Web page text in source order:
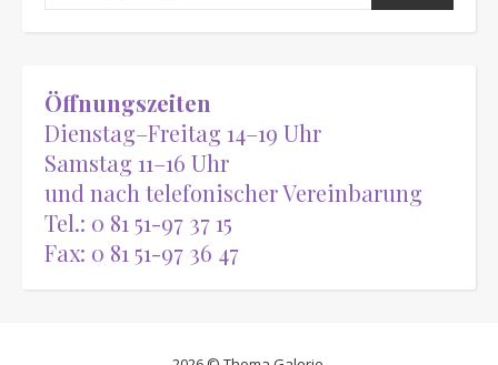
Öffnungszeiten
Dienstag–Freitag 14–19 Uhr
Samstag 11–16 Uhr
und nach telefonischer Vereinbarung
Tel.: 0 81 51-97 37 15
Fax: 0 81 51-97 36 47